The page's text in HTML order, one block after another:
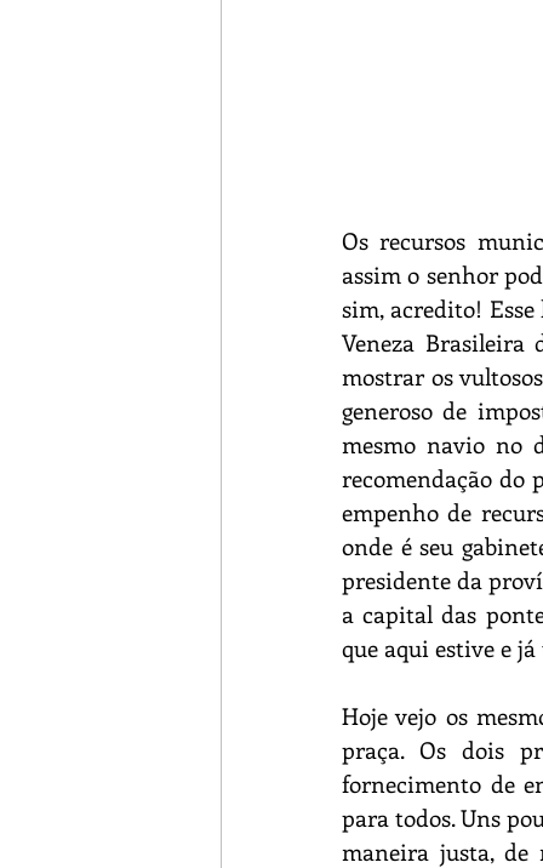
Os recursos
assim o senhor
sim, acredito! Esse
Veneza
mostrar os
generoso de
mesmo navio no
recomendação do
empenho de
onde é seu
presidente da
a capital das
que aqui estive e
Hoje vejo os
praça. Os dois
fornecimento de
para todos. Uns
maneira justa, de